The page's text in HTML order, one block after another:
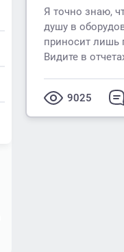
Я точно знаю,
душу в
приносит лишь
Видите в
9025